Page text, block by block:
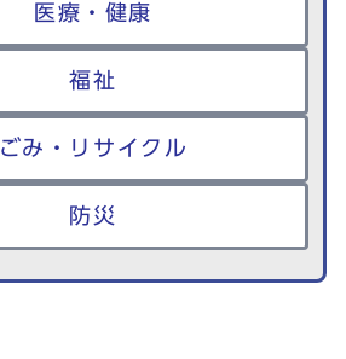
医療・健康
福祉
ごみ・リサイクル
防災